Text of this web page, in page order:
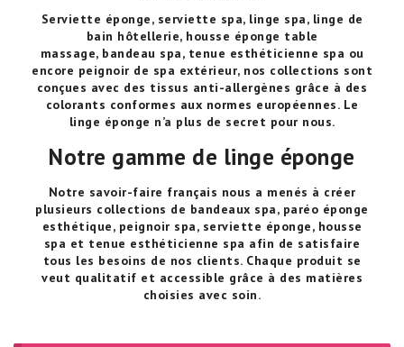
Serviette éponge, serviette spa, linge spa, linge de
bain hôtellerie, housse éponge table
massage, bandeau spa, tenue esthéticienne spa ou
encore peignoir de spa extérieur, nos collections sont
conçues avec des tissus anti-allergènes grâce à des
colorants conformes aux normes européennes. Le
linge éponge n’a plus de secret pour nous.
Notre gamme de linge éponge
Notre savoir-faire français nous a menés à créer
plusieurs collections de bandeaux spa, paréo éponge
esthétique, peignoir spa, serviette éponge, housse
spa et tenue esthéticienne spa afin de satisfaire
tous les besoins de nos clients. Chaque produit se
veut qualitatif et accessible grâce à des matières
choisies avec soin.